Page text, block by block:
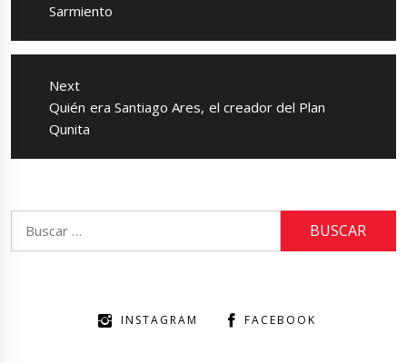
post:
Sarmiento
Next
Next
post:
Quién era Santiago Ares, el creador del Plan
Qunita
INSTAGRAM FACEBOOK